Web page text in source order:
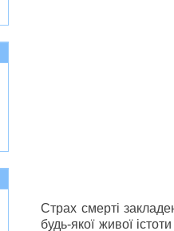
Страх смерті
будь-якої живої